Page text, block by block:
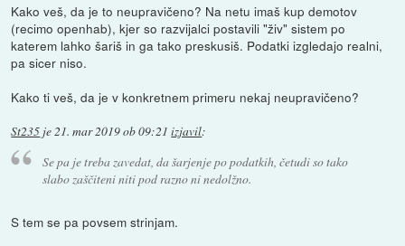
Kako veš, da je to neupravičeno? Na netu imaš kup demotov
(recimo openhab), kjer so razvijalci postavili "živ" sistem po
katerem lahko šariš in ga tako preskusiš. Podatki izgledajo realni,
pa sicer niso.
Kako ti veš, da je v konkretnem primeru nekaj neupravičeno?
St235 je21. mar 2019 ob 09:21 izjavil:
Se pa je treba zavedat, da šarjenje po podatkih, četudi so tako
slabo zaščiteni niti pod razno ni nedolžno.
S tem se pa povsem strinjam.